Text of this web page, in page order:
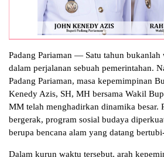
Padang Pariaman — Satu tahun bukanlah
dalam perjalanan sebuah pemerintahan.
Padang Pariaman, masa kepemimpinan
Kenedy Azis, SH, MH bersama Wakil
MM telah menghadirkan dinamika besar.
bergerak, program sosial budaya
berupa bencana alam yang datang
Dalam kurun waktu tersebut, arah